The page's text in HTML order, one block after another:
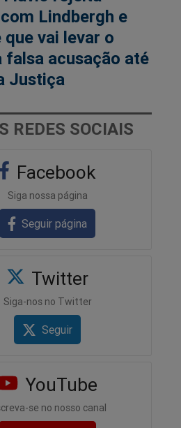
Lindbergh e
que vai levar o
falsa acusação até
Justiça
REDES SOCIAIS
Facebook
Siga nossa página
Seguir página
Twitter
Siga-nos no Twitter
Seguir
YouTube
se no nosso canal